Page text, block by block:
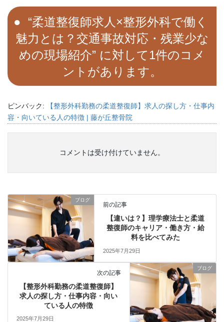
“柔道整復師求人×整形外科で働く
魅力とは？交通事故対応・残業少な
めの現場紹介” に対して1件のコメ
ントがあります。
ピンバック:
【整形外科勤務の柔道整復師】求人の探し方・仕事内
容・向いている人の特徴 | 藤が丘整骨院
コメントは受け付けていません。
ブログ
前の記事
【違いは？】理学療法士と柔道
整復師のキャリア・働き方・給
料を比べてみた
2025年7月29日
ブログ
次の記事
【整形外科勤務の柔道整復師】
求人の探し方・仕事内容・向い
ている人の特徴
2025年7月29日